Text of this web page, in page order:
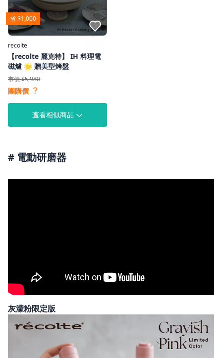
省 $1,000
點我收藏
recolte
【recolte 麗克特】 IH 料理電
磁爐 🌟 贈美型烤盤
市價 $5,980
團購價 ？
查看相似商品
# 電動研磨器
灰濛粉限定版